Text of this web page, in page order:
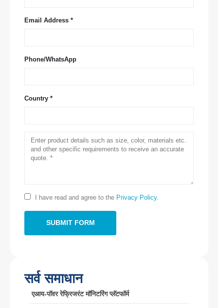
सर्व समाधान
एआय-पॉवर रेफ्रिजरंट मॉनिटरिंग प्लॅटफॉर्म
Email Address *
Phone/WhatsApp
Country *
I have read and agree to the Privacy Policy.
आमच्याशी संपर्क साधा
cece@winsensor.com
Wechat